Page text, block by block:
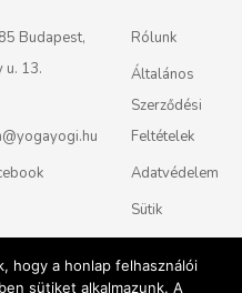
Budapest,
u. 13.
Rólunk
Általános
Szerződési
Feltételek
Adatvédelem
Sütik
hogy a honlap felhasználói
sütiket alkalmazunk. A